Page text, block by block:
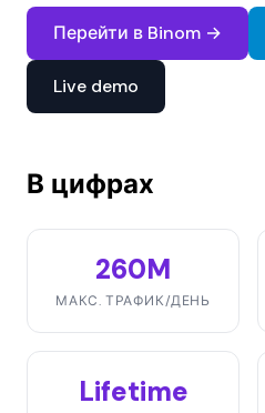
Перейти в Binom →
Live demo
В цифрах
260M
МАКС. ТРАФИК/ДЕНЬ
Lifetime